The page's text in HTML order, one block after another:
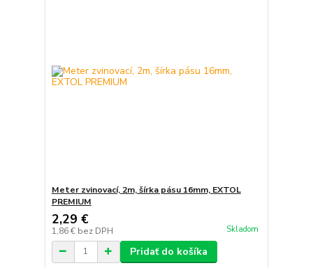
Meter zvinovací, 2m, šírka pásu 16mm, EXTOL
PREMIUM
2,29 €
1,86 € bez DPH Skladom
Pridať do košíka